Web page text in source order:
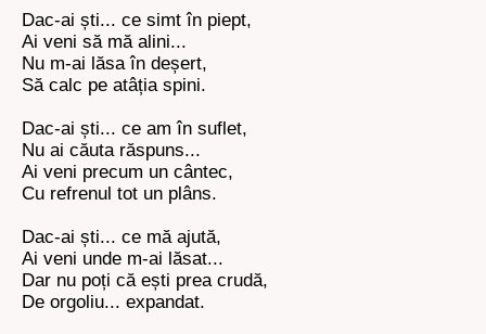
Dac-ai ști... ce simt în piept,
Ai veni să mă alini...
Nu m-ai lăsa în deșert,
Să calc pe atâția spini.
Dac-ai ști... ce am în suflet,
Nu ai căuta răspuns...
Ai veni precum un cântec,
Cu refrenul tot un plâns.
Dac-ai ști... ce mă ajută,
Ai veni unde m-ai lăsat...
Dar nu poți că ești prea crudă,
De orgoliu... expandat.